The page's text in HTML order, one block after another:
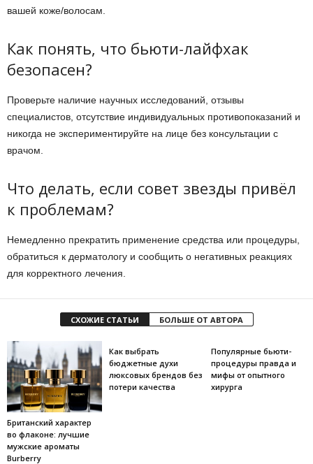
вашей коже/волосам.
Как понять, что бьюти-лайфхак
безопасен?
Проверьте наличие научных исследований, отзывы
специалистов, отсутствие индивидуальных противопоказаний и
никогда не экспериментируйте на лице без консультации с
врачом.
Что делать, если совет звезды привёл
к проблемам?
Немедленно прекратить применение средства или процедуры,
обратиться к дерматологу и сообщить о негативных реакциях
для корректного лечения.
СХОЖИЕ СТАТЬИ БОЛЬШЕ ОТ АВТОРА
Британский характер
во флаконе: лучшие
мужские ароматы
Burberry
Как выбрать
бюджетные духи
люксовых брендов без
потери качества
Популярные бьюти-
процедуры правда и
мифы от опытного
хирурга